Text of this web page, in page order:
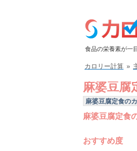
食品の栄養素が一
カロリー計算 »
麻婆豆腐
麻婆豆腐定食の
麻婆豆腐定食
おすすめ度